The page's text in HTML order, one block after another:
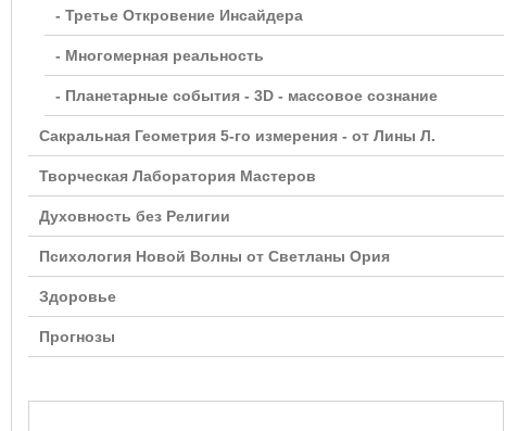
- Третье Откровение Инсайдера
- Многомерная реальность
- Планетарные события - 3D - массовое сознание
Сакральная Геометрия 5-го измерения - от Лины Л.
Творческая Лаборатория Мастеров
Духовность без Религии
Психология Новой Волны от Светланы Ория
Здоровье
Прогнозы